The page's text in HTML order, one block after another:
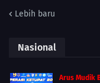
Lebih baru
Nasional
Arus Mudik